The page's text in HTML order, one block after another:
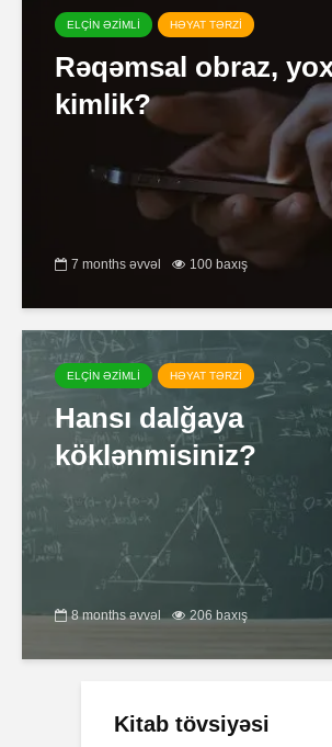
ELÇİN ƏZİMLİ HƏYAT TƏRZİ
Rəqəmsal obraz,
kimlik?
7 months əvvəl 100 baxış
ELÇİN ƏZİMLİ HƏYAT TƏRZİ
Hansı dalğaya
köklənmisiniz?
8 months əvvəl 206 baxış
Kitab tövsiyəsi